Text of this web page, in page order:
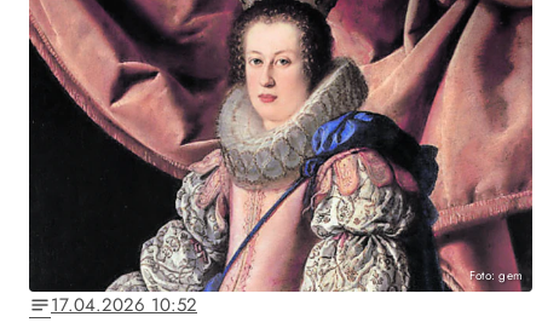
Foto: gem
notes17.04.2026 10:52